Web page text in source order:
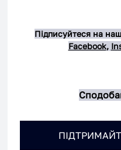
Підписуйтеся на
Facebook,